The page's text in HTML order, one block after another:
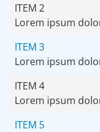
ITEM 2
Lorem ipsum
ITEM 3
Lorem ipsum
ITEM 4
Lorem ipsum
ITEM 5